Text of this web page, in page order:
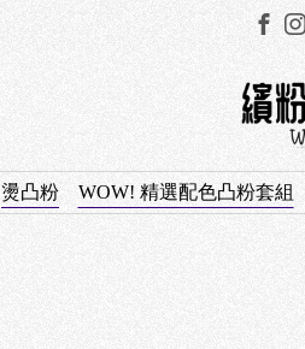
燙凸粉 WOW! 精選配色凸粉套組